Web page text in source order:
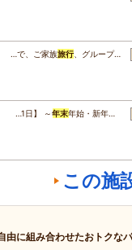
…で、ご家族旅行、グループ…
…1日】 ～年末年始・新年…
この施
由に組み合わせたおトクな